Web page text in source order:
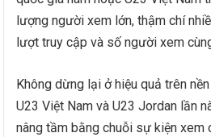
lượng người xem lớn, thậm chí
lượt truy cập và số người xem
Không dừng lại ở hiệu quả trên
U23 Việt Nam và U23 Jordan lần
nâng tầm bằng chuỗi sự kiện